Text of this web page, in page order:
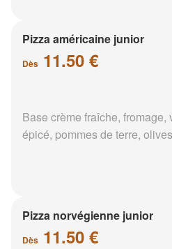
Pizza américaine junior
Dès 11.50 €
Base crème fraîche,
épicé, pommes de terre, olives
Pizza norvégienne junior
Dès 11.50 €